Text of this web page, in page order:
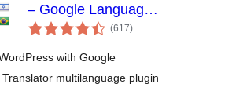
– Google Language
Translator
(617укупних
оцена
)
with Google
multilanguage plugin